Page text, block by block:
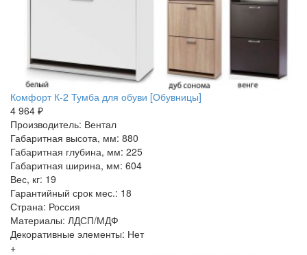
Комфорт К-2 Тумба для обуви [Обувницы]
4 964 ₽
Производитель: Вентал
Габаритная высота, мм: 880
Габаритная глубина, мм: 225
Габаритная ширина, мм: 604
Вес, кг: 19
Гарантийный срок мес.: 18
Страна: Россия
Материалы: ЛДСП/МДФ
Декоративные элементы: Нет
+